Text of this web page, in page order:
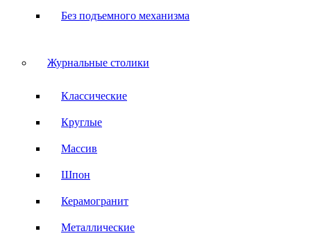
Без подъемного механизма
Журнальные столики
Классические
Круглые
Массив
Шпон
Керамогранит
Металлические